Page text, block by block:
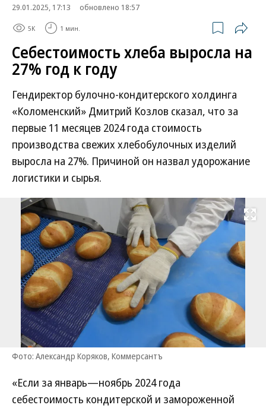
29.01.2025, 17:13
обновлено 18:57
5K 1 мин.
Себестоимость хлеба выросла на
27% год к году
Гендиректор булочно-кондитерского холдинга
«Коломенский» Дмитрий Козлов сказал, что за
первые 11 месяцев 2024 года стоимость
производства свежих хлебобулочных изделий
выросла на 27%. Причиной он назвал удорожание
логистики и сырья.
Развернуть
Фото: Александр Коряков, Коммерсантъ
«Если за январь—ноябрь 2024 года
себестоимость кондитерской и замороженной